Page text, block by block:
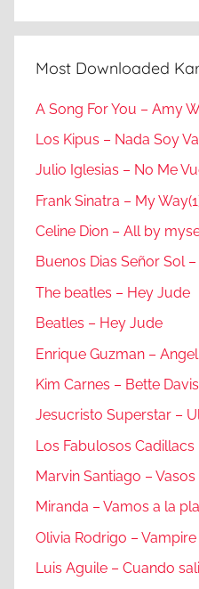
Most Downloaded
A Song For You – Amy
Los Kipus – Nada Soy
Julio Iglesias – No Me
Frank Sinatra – My
Celine Dion – All by
Buenos Dias Señor Sol
The beatles – Hey Jude
Beatles – Hey Jude
Enrique Guzman –
Kim Carnes – Bette
Jesucristo Superstar –
Los Fabulosos Cadillacs
Marvin Santiago –
Miranda – Vamos a la
Olivia Rodrigo – Vampire
Luis Aguile – Cuando